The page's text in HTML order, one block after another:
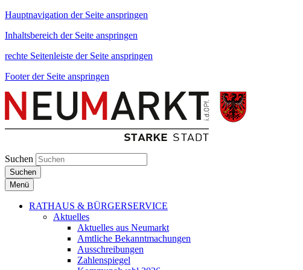
Hauptnavigation der Seite anspringen
Inhaltsbereich der Seite anspringen
rechte Seitenleiste der Seite anspringen
Footer der Seite anspringen
Suchen
Suchen
Menü
RATHAUS & BÜRGERSERVICE
Aktuelles
Aktuelles aus Neumarkt
Amtliche Bekanntmachungen
Ausschreibungen
Zahlenspiegel